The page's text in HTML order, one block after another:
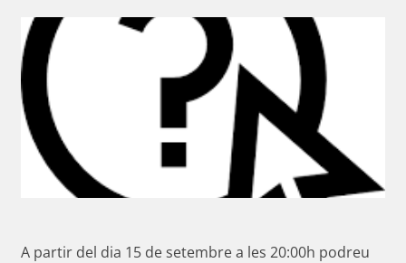
A partir del dia 15 de setembre a les 20:00h podreu